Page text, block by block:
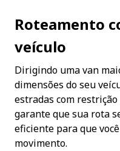
Roteamento
veículo
Dirigindo uma van
dimensões do seu
estradas com
garante que sua rota
eficiente para que
movimento.